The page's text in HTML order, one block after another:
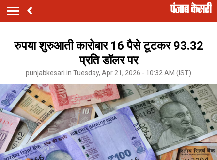
रुपया शुरुआती कारोबार 16 पैसे टूटकर 93.32
प्रति डॉलर पर
punjabkesari.in Tuesday, Apr 21, 2026 - 10:32 AM (IST)